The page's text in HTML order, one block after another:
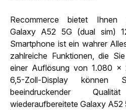
Recommerce bietet Ihnen
Galaxy A52 5G (dual sim)
Smartphone ist ein wahrer
zahlreiche Funktionen, die
einer Auflösung von 1.080 x
6,5-Zoll-Display
beeindruckender
wiederaufbereitete Galaxy